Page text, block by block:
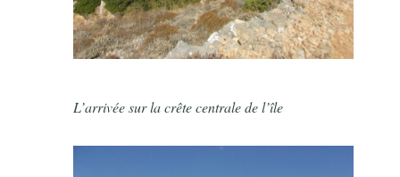
L’arrivée sur la crête centrale de l’île